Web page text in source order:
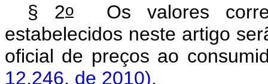
§ 2o
Os valores
estabelecidos neste artigo
oficial de preços ao
12.246, de 2010).